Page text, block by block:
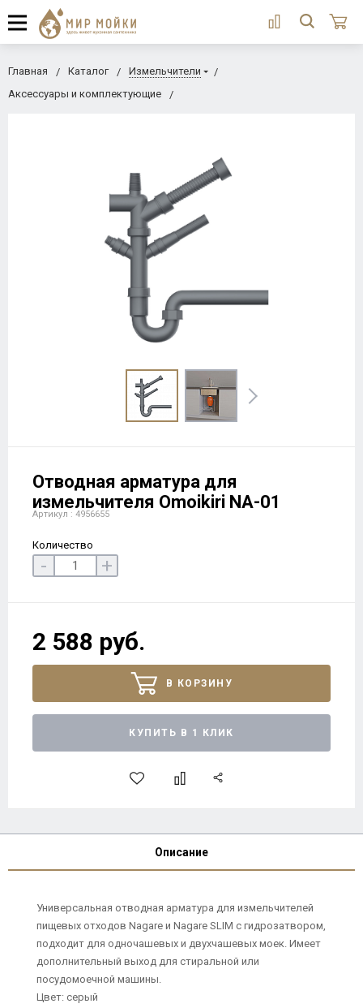
Главная Каталог
Измельчители
Аксессуары и комплектующие
Отводная арматура для
измельчителя Omoikiri NA-01
Артикул : 4956655
Количество
- +
2 588 руб.
В КОРЗИНУ
КУПИТЬ В 1 КЛИК
Описание
Универсальная отводная арматура для измельчителей
пищевых отходов Nagare и Nagare SLIM с гидрозатвором,
подходит для одночашевых и двухчашевых моек. Имеет
дополнительный выход для стиральной или
посудомоечной машины.
Цвет: серый